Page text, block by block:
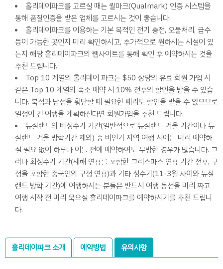
홀리데이파크를 고르실 때는 퀄마크(Qualmark) 인증 시스템을
통해 품질인증을 받은 업체를 고르시는 것이 좋습니다.
홀리데이파크를 이용하는 기본 목적인 전기 충전, 오물처리, 급수
등이 가능한 곳인지 미리 확인하시고, 추가적으로 원하시는 시설이 있
는지 해당 홀리데이파크의 웹사이트를 통해 확인 후 예약하시는 것을
추천 드립니다.
Top 10 계열의 홀리데이 파크는 $50 상당의 유료 회원 가입 시
같은 Top 10 계열의 숙소 예약 시 10% 전후의 할인을 받을 수 있습
니다. 북섬과 남섬을 횡단할 때 필요한 페리도 할인을 받을 수 있으므로
일정이 긴 여행을 계획하신다면 회원가입을 추천 드립니다.
뉴질랜드의 비성수기 기간(일반적으로 뉴질랜드 겨울 기간이나 뉴
질랜드 겨울 방학기간 제외) 중 비인기 지역 여행 시에는 미리 예약하
실 필요 없이 하루나 이틀 전에 예약하여도 무방한 경우가 많습니다. 그
러나 최성수기 기간(새해 연휴를 포함한 크리스마스 연휴 기간 전후, 구
정을 포함한 중국인의 구정 연휴)과 기타 성수기(11-3월 사이와 뉴질
랜드 방학 기간)에 여행하시는 분들은 반드시 여행 동선을 미리 짜고
여행 시작 전 미리 묵으실 홀리데이파크를 예약하시기를 추천 드립니
다.
홀리데이파크 소개 예약방법 유의사항